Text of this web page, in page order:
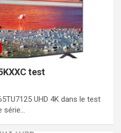
test
UHD 4K dans le test
série…